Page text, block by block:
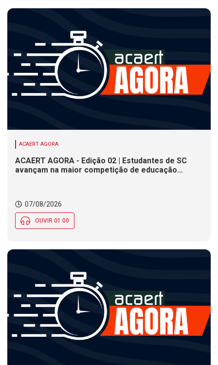
ACAERT AGORA
ACAERT AGORA - Edição 02 | Estudantes de SC
avançam na maior competição de educação
Social nesta sexta (7)
07/08/2026
OUVIR 01:00